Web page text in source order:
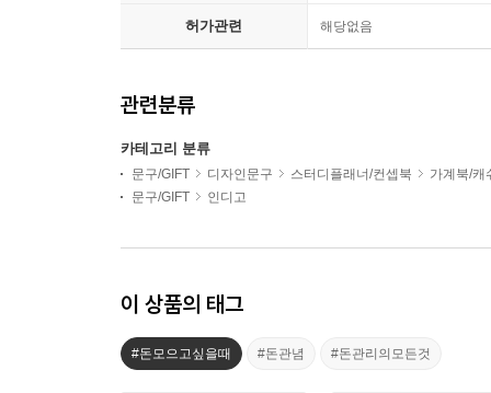
허가관련 해당없음
관련분류
카테고리 분류
문구/GIFT 디자인문구 스터디플래너/컨셉북
가계북/캐
문구/GIFT
인디고
이 상품의 태그
#돈모으고싶을때 #돈관념 #돈관리의모든것